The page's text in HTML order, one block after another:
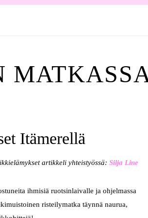
Itämerellä
artikkeli yhteistyössä: Silja Line
ihmisiä ruotsinlaivalle ja ohjelmassa
risteilymatka täynnä naurua,